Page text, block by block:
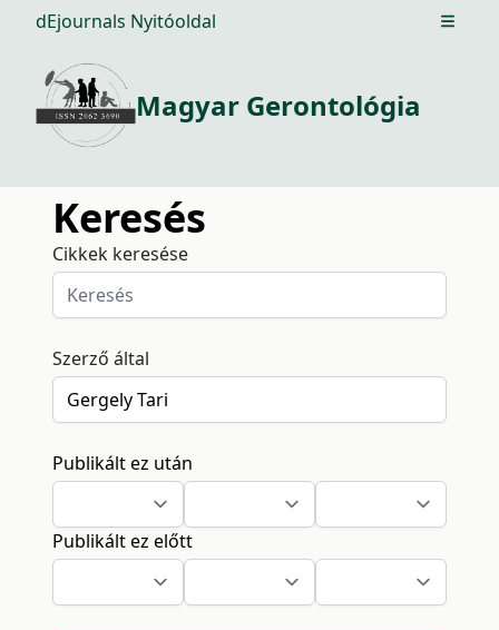
dEjournals Nyitóoldal Open
Magyar Gerontológia
Keresés
Cikkek keresése
Szerző által
Publikált ez után
Publikált ez előtt